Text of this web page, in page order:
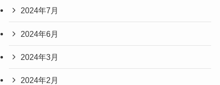
2024年7月
2024年6月
2024年3月
2024年2月